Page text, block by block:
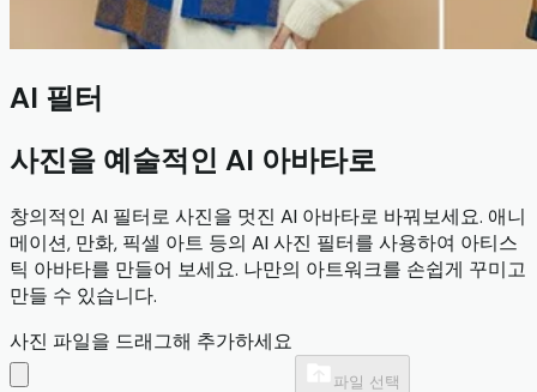
AI 필터
사진을 예술적인 AI 아바타로
창의적인 AI 필터로 사진을 멋진 AI 아바타로 바꿔보세요. 애니
메이션, 만화, 픽셀 아트 등의 AI 사진 필터를 사용하여 아티스
틱 아바타를 만들어 보세요. 나만의 아트워크를 손쉽게 꾸미고
만들 수 있습니다.
사진 파일을 드래그해 추가하세요
파일 선택